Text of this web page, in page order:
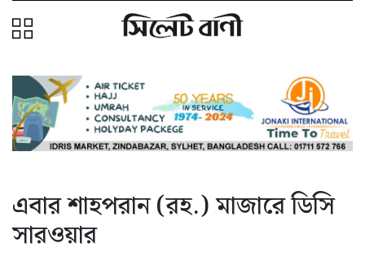
এবার শাহপরান (রহ.) মাজারে ডিসি
সারওয়ার